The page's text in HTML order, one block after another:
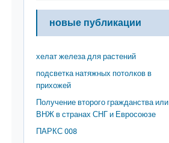
новые публикации
хелат железа для растений
подсветка натяжных потолков в
прихожей
Получение второго гражданства или
ВНЖ в странах СНГ и Евросоюзе
ПАРКС 008